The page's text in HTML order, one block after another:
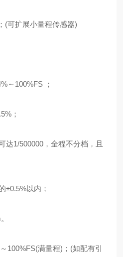
扩展小量程传感器)
100%FS ；
；
1/500000，全程不分档，且
以内；
满量程)；(如配有引